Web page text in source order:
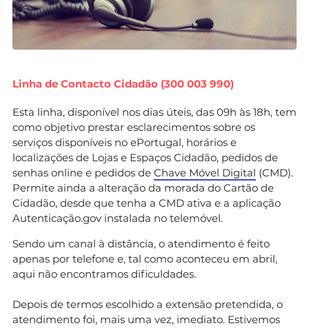
Linha de Contacto Cidadão (300 003 990)
Esta linha, disponível nos dias úteis, das 09h às 18h, tem
como objetivo prestar esclarecimentos sobre os
serviços disponíveis no ePortugal, horários e
localizações de Lojas e Espaços Cidadão, pedidos de
senhas online e pedidos de Chave Móvel Digital (CMD).
Permite ainda a alteração da morada do Cartão de
Cidadão, desde que tenha a CMD ativa e a aplicação
Autenticação.gov instalada no telemóvel.
Sendo um canal à distância, o atendimento é feito
apenas por telefone e, tal como aconteceu em abril,
aqui não encontramos dificuldades.
Depois de termos escolhido a extensão pretendida, o
atendimento foi, mais uma vez, imediato. Estivemos